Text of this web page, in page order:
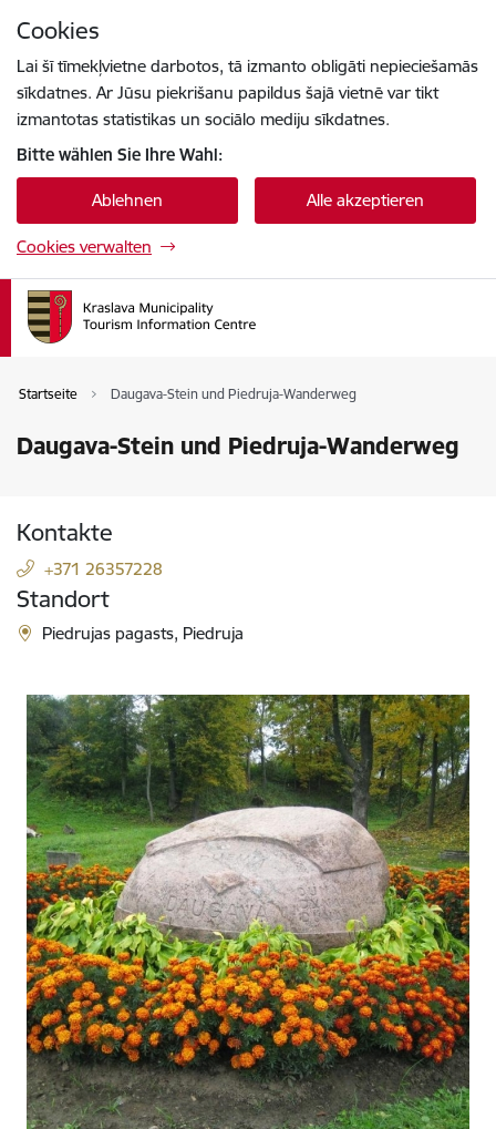
Cookies
Lai šī tīmekļvietne darbotos, tā izmanto obligāti nepieciešamās
sīkdatnes. Ar Jūsu piekrišanu papildus šajā vietnē var tikt
izmantotas statistikas un sociālo mediju sīkdatnes.
Bitte wählen Sie Ihre Wahl:
Ablehnen Alle akzeptieren
Cookies verwalten
Startseite Daugava-Stein und Piedruja-Wanderweg
Daugava-Stein und Piedruja-Wanderweg
Kontakte
+371 26357228
Standort
Piedrujas pagasts, Piedruja